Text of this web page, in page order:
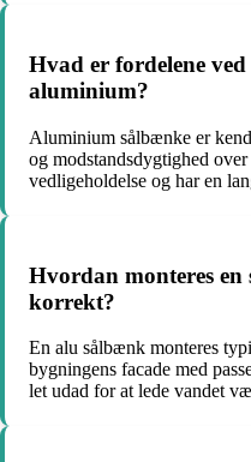
Hvad er fordelene
aluminium?
Aluminium sålbænke er
og modstandsdygtighed
vedligeholdelse og har en
Hvordan monteres
korrekt?
En alu sålbænk monteres
bygningens facade med
let udad for at lede vandet